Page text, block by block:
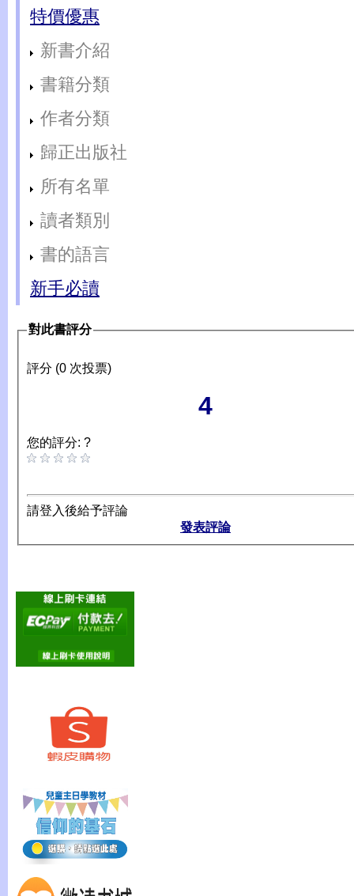
特價優惠
新書介紹
書籍分類
作者分類
歸正出版社
所有名單
讀者類別
書的語言
新手必讀
對此書評分
評分 (0 次投票)
4
您的評分: ?
請登入後給予評論
發表評論